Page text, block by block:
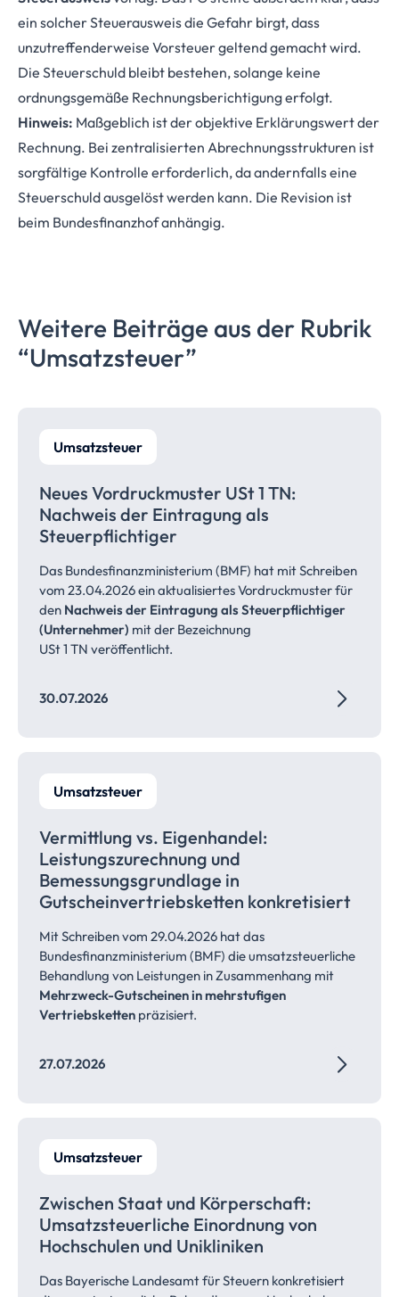
ein solcher Steuerausweis die Gefahr birgt, dass
unzutreffenderweise Vorsteuer geltend gemacht wird.
Die Steuerschuld bleibt bestehen, solange keine
ordnungsgemäße Rechnungsberichtigung erfolgt.
Hinweis: Maßgeblich ist der objektive Erklärungswert der
Rechnung. Bei zentralisierten Abrechnungsstrukturen ist
sorgfältige Kontrolle erforderlich, da andernfalls eine
Steuerschuld ausgelöst werden kann. Die Revision ist
beim Bundesfinanzhof anhängig.
Weitere Beiträge aus der Rubrik
“Umsatzsteuer”
Umsatzsteuer
Neues Vordruckmuster USt 1 TN:
Nachweis der Eintragung als
Steuerpflichtiger
Das Bundesfinanzministerium (BMF) hat mit Schreiben
vom 23.04.2026 ein aktualisiertes Vordruckmuster für
den Nachweis der Eintragung als Steuerpflichtiger
(Unternehmer) mit der Bezeichnung
USt 1 TN veröffentlicht.
30.07.2026
Umsatzsteuer
Vermittlung vs. Eigenhandel:
Leistungszurechnung und
Bemessungsgrundlage in
Gutscheinvertriebsketten konkretisiert
Mit Schreiben vom 29.04.2026 hat das
Bundesfinanzministerium (BMF) die umsatzsteuerliche
Behandlung von Leistungen in Zusammenhang mit
Mehrzweck-Gutscheinen in mehrstufigen
Vertriebsketten präzisiert.
27.07.2026
Umsatzsteuer
Zwischen Staat und Körperschaft:
Umsatzsteuerliche Einordnung von
Hochschulen und Unikliniken
Das Bayerische Landesamt für Steuern konkretisiert